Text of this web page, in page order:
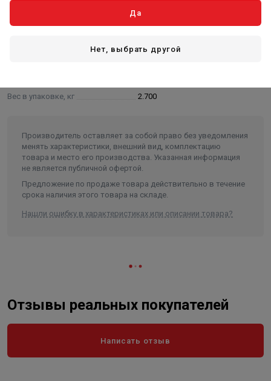
Вес в упаковке, кг 2.700
Производитель оставляет за собой право без уведомления
менять характеристики, внешний вид, комплектацию
товара и место его производства. Указанная информация
не является публичной офертой.
Предложение по продаже товара действительно в течение
срока наличия этого товара на складе.
Нашли ошибку в характеристиках или описании товара?
Отзывы реальных покупателей
Написать отзыв
Да
Нет, выбрать другой